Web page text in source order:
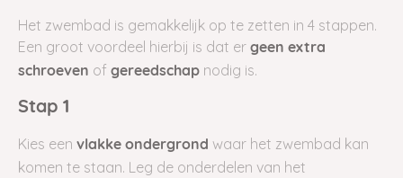
Het zwembad is gemakkelijk op te zetten in 4 stappen.
Een groot voordeel hierbij is dat er geen extra
schroeven of gereedschap nodig is.
Stap 1
Kies een vlakke ondergrond waar het zwembad kan
komen te staan. Leg de onderdelen van het